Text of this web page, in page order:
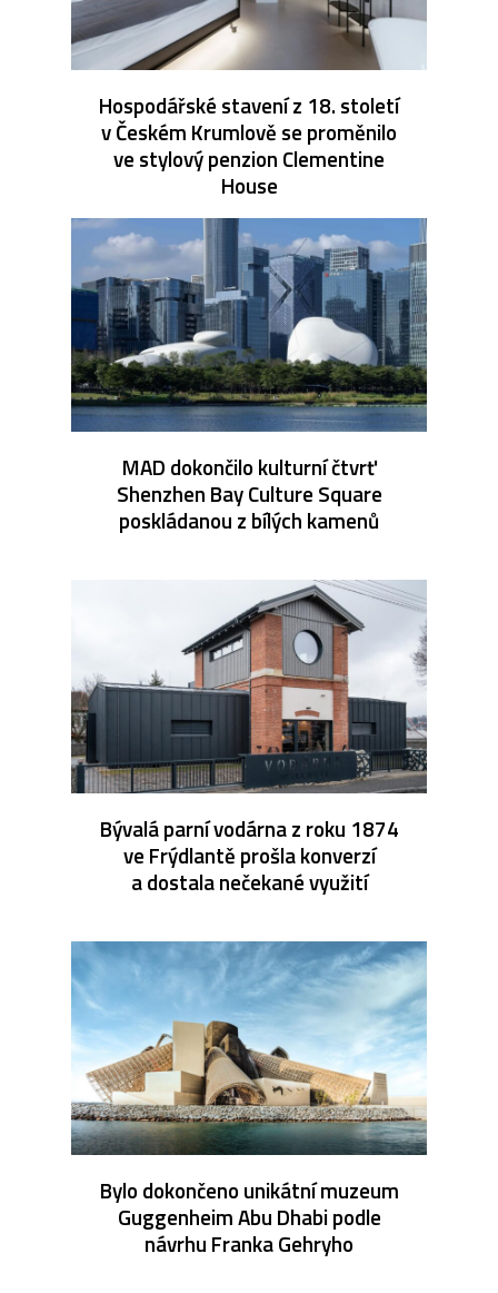
Hospodářské stavení z 18. století
v Českém Krumlově se proměnilo
ve stylový penzion Clementine
House
MAD dokončilo kulturní čtvrť
Shenzhen Bay Culture Square
poskládanou z bílých kamenů
Bývalá parní vodárna z roku 1874
ve Frýdlantě prošla konverzí
a dostala nečekané využití
Bylo dokončeno unikátní muzeum
Guggenheim Abu Dhabi podle
návrhu Franka Gehryho